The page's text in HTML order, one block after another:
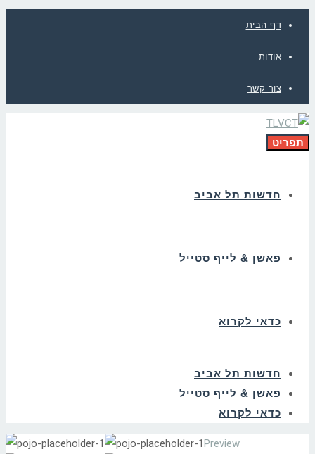
דף הבית
אודות
צור קשר
תפריט
חדשות תל אביב
פאשן & לייף סטייל
כדאי לקרוא
חדשות תל אביב
פאשן & לייף סטייל
כדאי לקרוא
Preview